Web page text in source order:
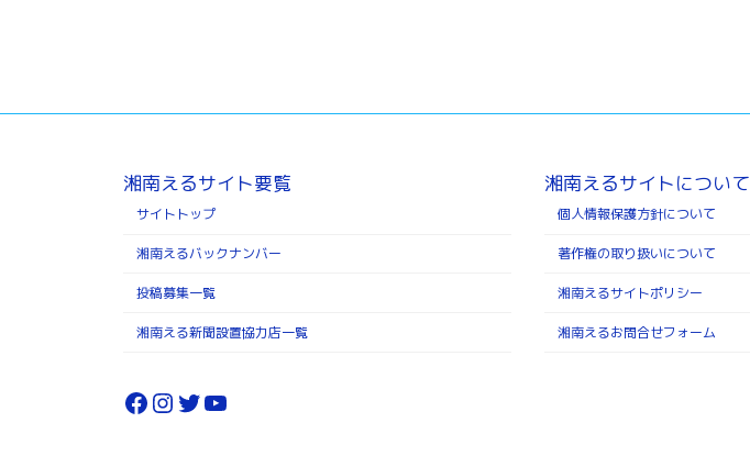
湘南えるサイト要覧
サイトトップ
湘南えるバックナンバー
投稿募集一覧
湘南える新聞設置協力店一覧
Facebook
Instagram
Twitter
YouTube
湘南えるサイトについて
個人情報保護方針について
著作権の取り扱いについて
湘南えるサイトポリシー
湘南えるお問合せフォーム